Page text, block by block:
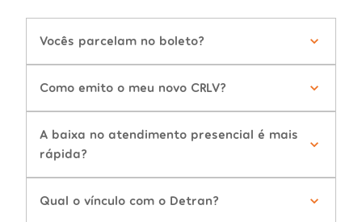
Vocês parcelam no boleto?
Como emito o meu novo CRLV?
A baixa no atendimento presencial é mais
rápida?
Qual o vínculo com o Detran?